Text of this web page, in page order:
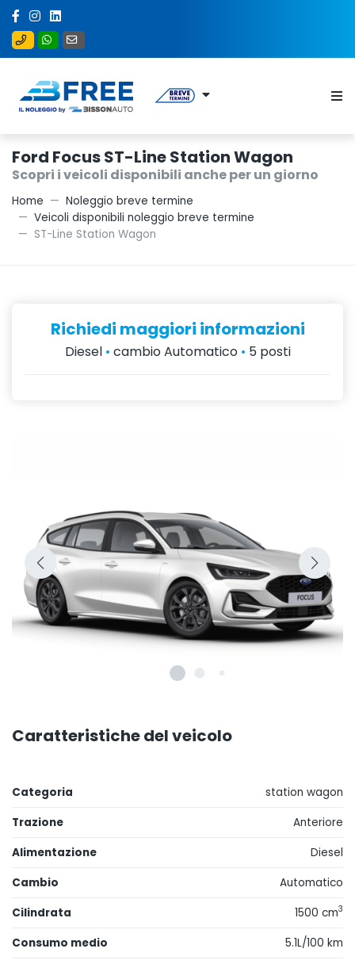
Ford Focus ST-Line Station Wagon
Scopri i veicoli disponibili anche per un giorno
Home
Noleggio breve termine
Veicoli disponibili noleggio breve termine
ST-Line Station Wagon
Richiedi maggiori informazioni
Diesel • cambio Automatico • 5 posti
Caratteristiche del veicolo
Categoria
station wagon
Trazione
Anteriore
Alimentazione
Diesel
Cambio
Automatico
Cilindrata
1500 cm3
Consumo medio
5.1L/100 km